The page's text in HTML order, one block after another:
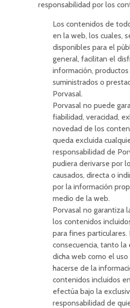
responsabilidad por los
Los contenidos de
en la web, los cuales,
disponibles para el
general, facilitan el
información, productos
suministrados o
Porvasal.
Porvasal no puede
fiabilidad, veracidad,
novedad de los
queda excluida
responsabilidad de
pudiera derivarse por
causados, directa o
por la información
medio de la web.
Porvasal no garantiza
los contenidos
para fines particulares.
consecuencia, tanto la
dicha web como el
hacerse de la
contenidos incluidos
efectúa bajo la
responsabilidad de